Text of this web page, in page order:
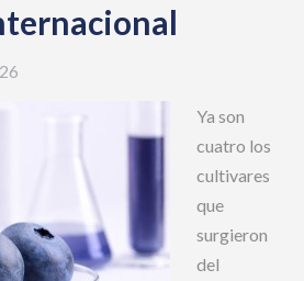
Ya son
cuatro los
cultivares
que
surgieron
del